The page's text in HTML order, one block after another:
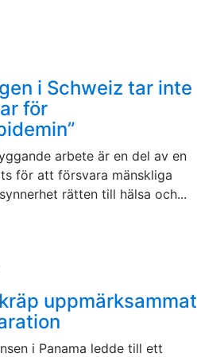
i Schweiz tar inte
för
arbete är en del av en
för att försvara mänskliga
rätten till hälsa och...
uppmärksammat
i Panama ledde till ett